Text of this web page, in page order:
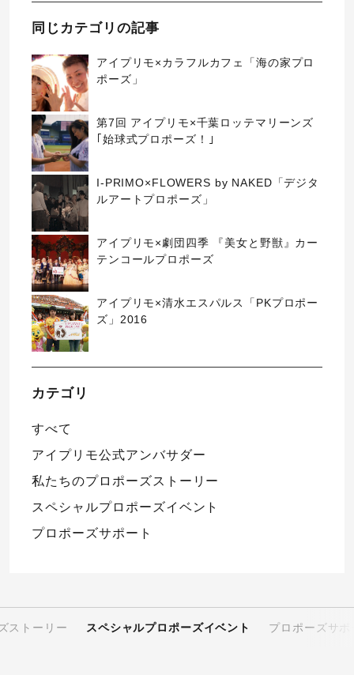
同じカテゴリの記事
アイプリモ×カラフルカフェ「海の家プロ
ポーズ」
第7回 アイプリモ×千葉ロッテマリーンズ
｢始球式プロポーズ！｣
I-PRIMO×FLOWERS by NAKED「デジタ
ルアートプロポーズ」
アイプリモ×劇団四季 『美女と野獣』カー
テンコールプロポーズ
アイプリモ×清水エスパルス「PKプロポー
ズ」2016
カテゴリ
すべて
アイプリモ公式アンバサダー
私たちのプロポーズストーリー
スペシャルプロポーズイベント
プロポーズサポート
ストーリー スペシャルプロポーズイベント プロポーズサポ